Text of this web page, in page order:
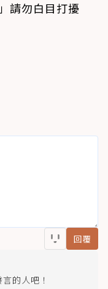
請勿白目打擾
回覆
的人吧！